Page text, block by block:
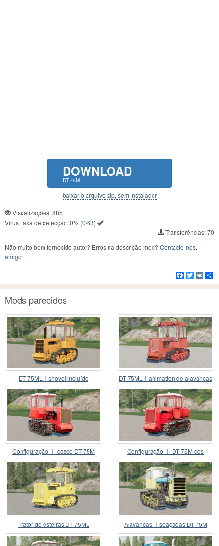
DOWNLOAD
DT-75M
baixar o arquivo zip, sem instalador
Visualizações: 885
Virus Taxa de detecção:0% (0/63)
Transferências: 70
Não muito bem fornecido autor? Erros na descrição mod? Contacte-nos,
amigo!
Facebook
Twitter
VK
Mods parecidos
DT-75ML〡shovel incluído DT-75ML〡animation de alavancas
Configuração 〡 casco DT-75M
Configuração 〡 DT-75M dos
escudos do motor
Trator de esteiras DT-75ML
Alavancas 〡seaçadas DT-75M
Kazahstan